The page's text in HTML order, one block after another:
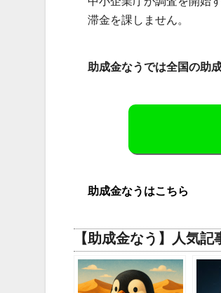
滞金を課しません。
助成金なうでは全国の助
助成金なうはこちら
【助成金なう】人気